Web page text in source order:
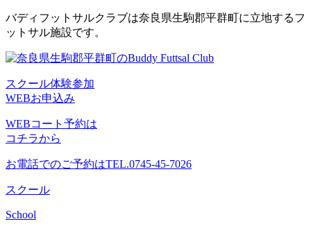
コ
ン
ン
へ
ス
キ
ッ
バディフットサルクラブは奈良県生駒郡平群町に立地するフ
ットサル施設です。
スクール体験参加
WEBお申込み
WEBコート予約は
コチラから
お電話でのご予約はTEL.0745-45-7026
スクール
School